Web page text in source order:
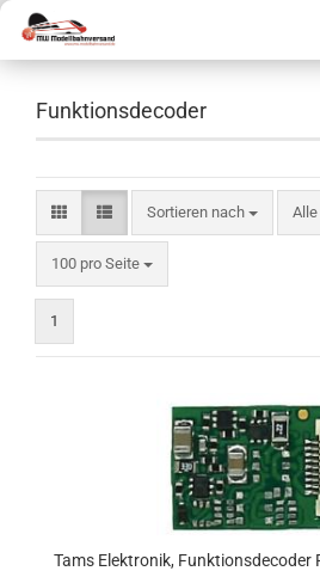
Funktionsdecoder
Sortieren nach
Sortieren nach
100 pro Seite
pro Seite
1
Tams Elektronik, Funktionsdecoder